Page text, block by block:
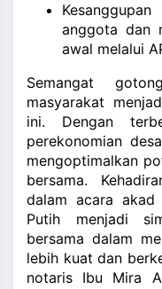
anggota dan
awal melalui
Semangat
masyarakat
ini. Dengan
perekonomian
mengoptimalkan
bersama.
dalam acara akad
Putih menjadi
bersama dalam
lebih kuat dan
notaris Ibu Mira